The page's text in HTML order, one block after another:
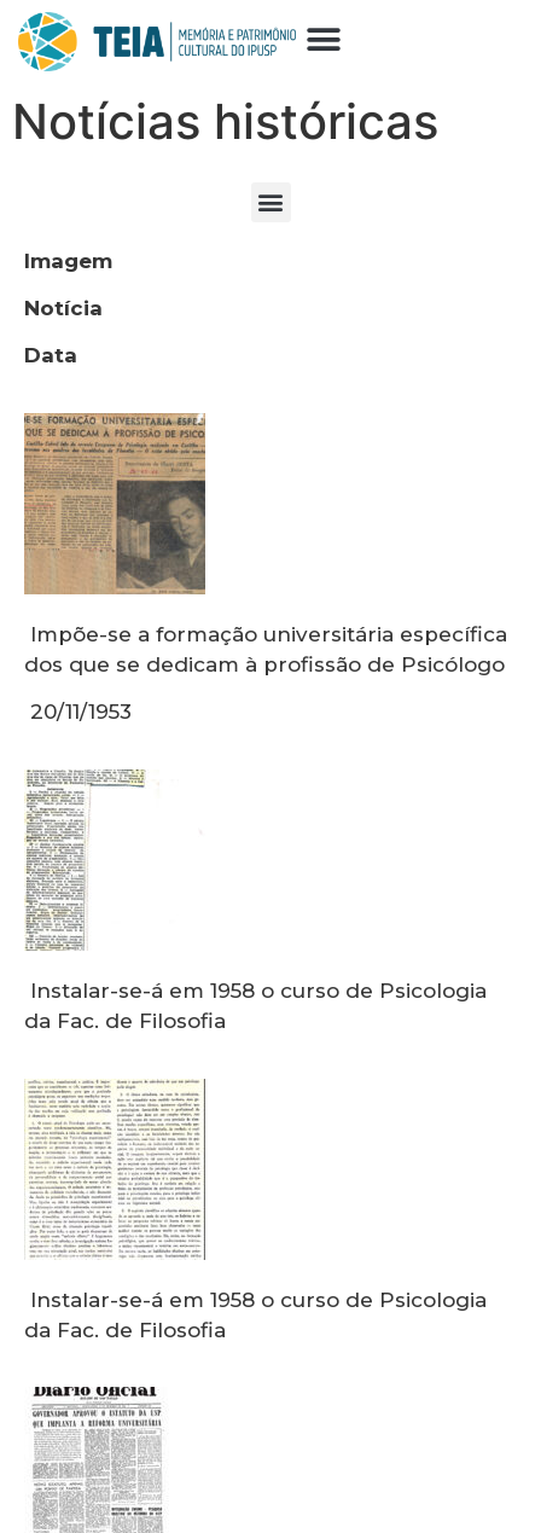
Notícias históricas
Imagem
Notícia
Data
Impõe-se a formação universitária específica
dos que se dedicam à profissão de Psicólogo
20/11/1953
Instalar-se-á em 1958 o curso de Psicologia
da Fac. de Filosofia
Instalar-se-á em 1958 o curso de Psicologia
da Fac. de Filosofia